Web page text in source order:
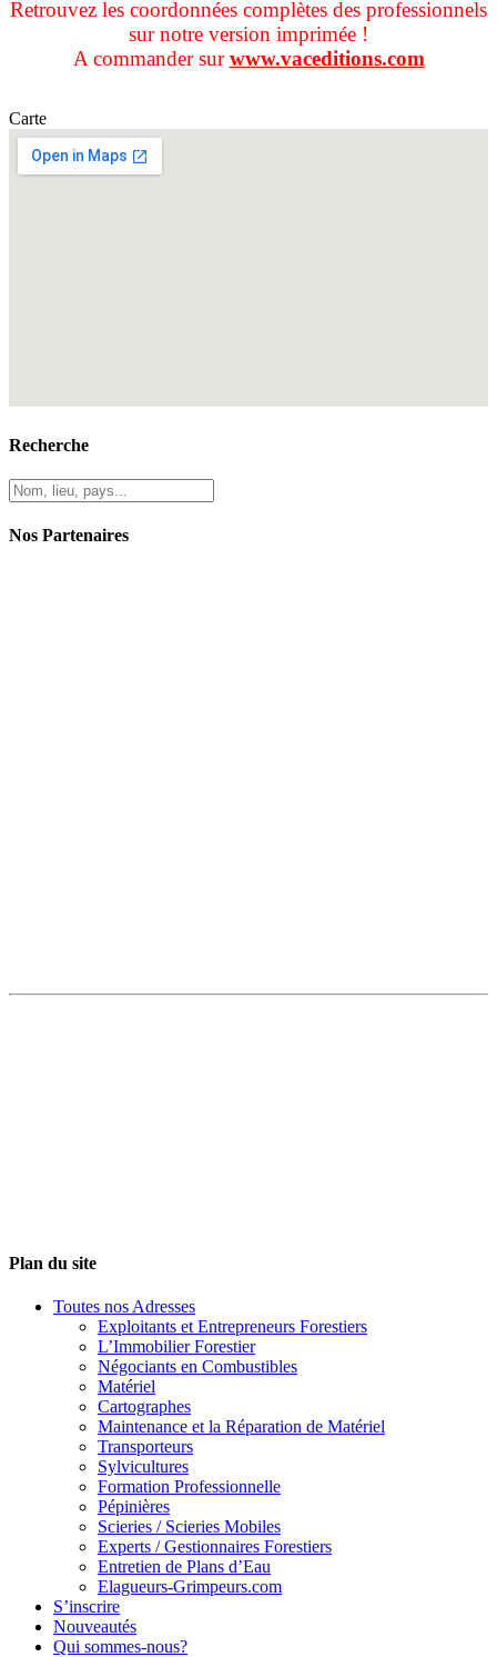
Retrouvez les coordonnées complètes des professionnels
sur notre version imprimée !
A commander surwww.vaceditions.com
Carte
Recherche
Nos Partenaires
Plan du site
Toutes nos Adresses
Exploitants et Entrepreneurs Forestiers
L’Immobilier Forestier
Négociants en Combustibles
Matériel
Cartographes
Maintenance et la Réparation de Matériel
Transporteurs
Sylvicultures
Formation Professionnelle
Pépinières
Scieries / Scieries Mobiles
Experts / Gestionnaires Forestiers
Entretien de Plans d’Eau
Elagueurs-Grimpeurs.com
S’inscrire
Nouveautés
Qui sommes-nous?